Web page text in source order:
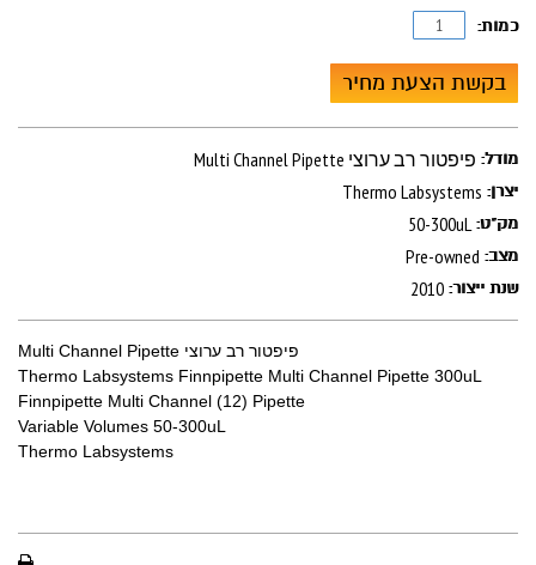
כמות:
בקשת הצעת מחיר
מודל: Multi Channel Pipette פיפטור רב ערוצי
יצרן: Thermo Labsystems
מק"ט: 50-300uL
מצב: Pre-owned
שנת ייצור: 2010
Multi Channel Pipette פיפטור רב ערוצי
Thermo Labsystems Finnpipette Multi Channel Pipette 300uL
Finnpipette Multi Channel (12) Pipette
Variable Volumes 50-300uL
Thermo Labsystems